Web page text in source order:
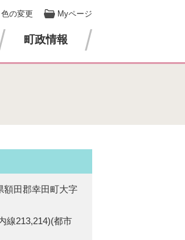
の変更 Myページ
町政情報
田郡幸田町大字
線213,214) 都市